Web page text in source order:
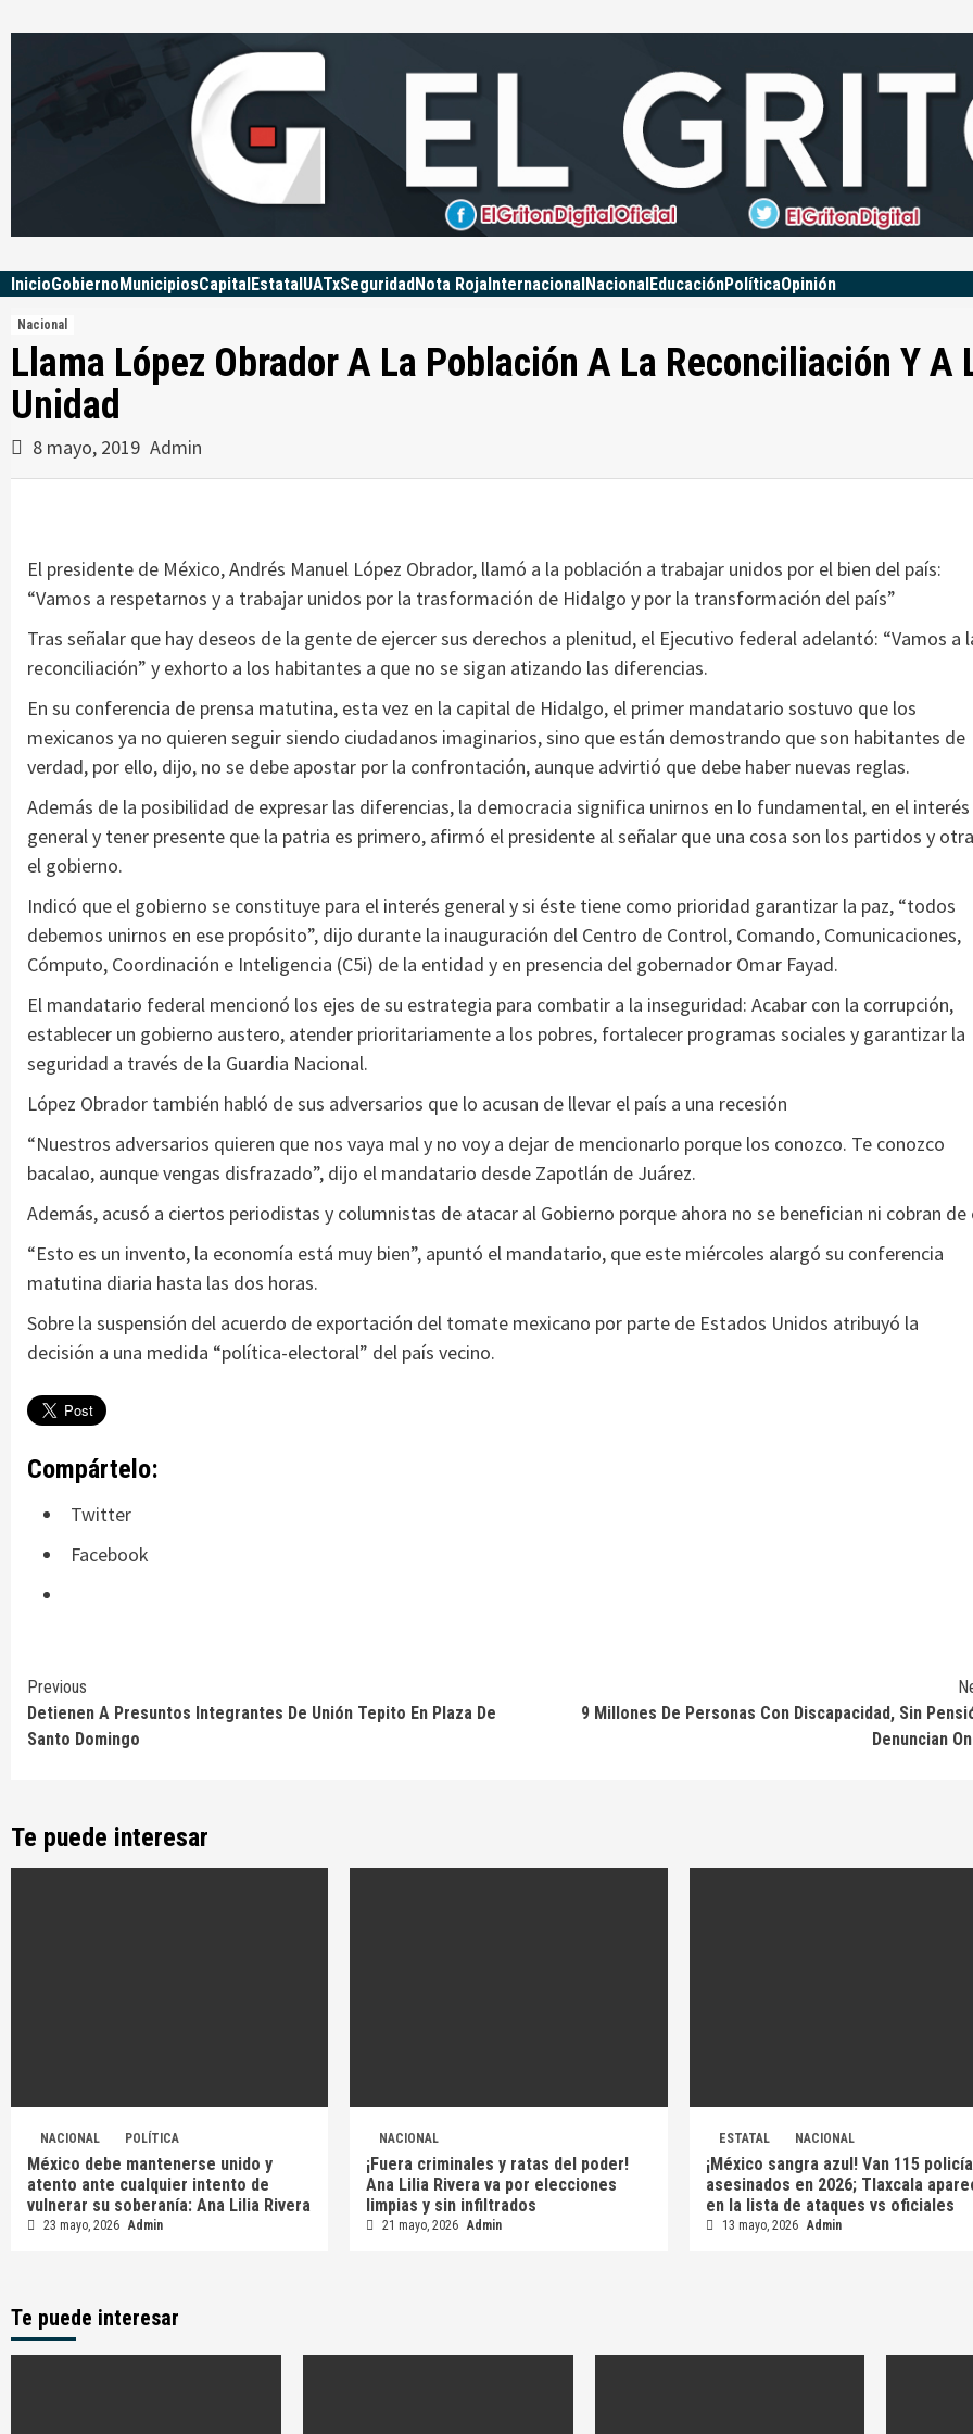
to
InicioGobiernoMunicipiosCapitalEstatalUATxSeguridadNota RojaInternacionalNacionalEducaciónPolíticaOpinión
Nacional
Llama López Obrador A La Población A La Reconciliación Y A
Unidad
8 mayo, 2019 Admin
El presidente de México, Andrés Manuel López Obrador, llamó a la población a trabajar unidos por el bien del país:
“Vamos a respetarnos y a trabajar unidos por la trasformación de Hidalgo y por la transformación del país”
Tras señalar que hay deseos de la gente de ejercer sus derechos a plenitud, el Ejecutivo federal adelantó: “Vamos a
reconciliación” y exhorto a los habitantes a que no se sigan atizando las diferencias.
En su conferencia de prensa matutina, esta vez en la capital de Hidalgo, el primer mandatario sostuvo que los
mexicanos ya no quieren seguir siendo ciudadanos imaginarios, sino que están demostrando que son habitantes de
verdad, por ello, dijo, no se debe apostar por la confrontación, aunque advirtió que debe haber nuevas reglas.
Además de la posibilidad de expresar las diferencias, la democracia significa unirnos en lo fundamental, en el interés
general y tener presente que la patria es primero, afirmó el presidente al señalar que una cosa son los partidos y otra
el gobierno.
Indicó que el gobierno se constituye para el interés general y si éste tiene como prioridad garantizar la paz, “todos
debemos unirnos en ese propósito”, dijo durante la inauguración del Centro de Control, Comando, Comunicaciones,
Cómputo, Coordinación e Inteligencia (C5i) de la entidad y en presencia del gobernador Omar Fayad.
El mandatario federal mencionó los ejes de su estrategia para combatir a la inseguridad: Acabar con la corrupción,
establecer un gobierno austero, atender prioritariamente a los pobres, fortalecer programas sociales y garantizar la
seguridad a través de la Guardia Nacional.
López Obrador también habló de sus adversarios que lo acusan de llevar el país a una recesión
“Nuestros adversarios quieren que nos vaya mal y no voy a dejar de mencionarlo porque los conozco. Te conozco
bacalao, aunque vengas disfrazado”, dijo el mandatario desde Zapotlán de Juárez.
Además, acusó a ciertos periodistas y columnistas de atacar al Gobierno porque ahora no se benefician ni cobran de
“Esto es un invento, la economía está muy bien”, apuntó el mandatario, que este miércoles alargó su conferencia
matutina diaria hasta las dos horas.
Sobre la suspensión del acuerdo de exportación del tomate mexicano por parte de Estados Unidos atribuyó la
decisión a una medida “política-electoral” del país vecino.
Compártelo:
Twitter
Facebook
Continue
Reading
Previous
Detienen A Presuntos Integrantes De Unión Tepito En Plaza De
Santo Domingo
9 Millones De Personas Con Discapacidad, Sin
Denuncian
Te puede interesar
NACIONAL POLÍTICA
México debe mantenerse unido y
atento ante cualquier intento de
vulnerar su soberanía: Ana Lilia Rivera
23 mayo, 2026 Admin
NACIONAL
¡Fuera criminales y ratas del poder!
Ana Lilia Rivera va por elecciones
limpias y sin infiltrados
21 mayo, 2026 Admin
ESTATAL NACIONAL
¡México sangra azul! Van 115
asesinados en 2026; Tlaxcala
en la lista de ataques vs oficiales
13 mayo, 2026 Admin
Te puede interesar